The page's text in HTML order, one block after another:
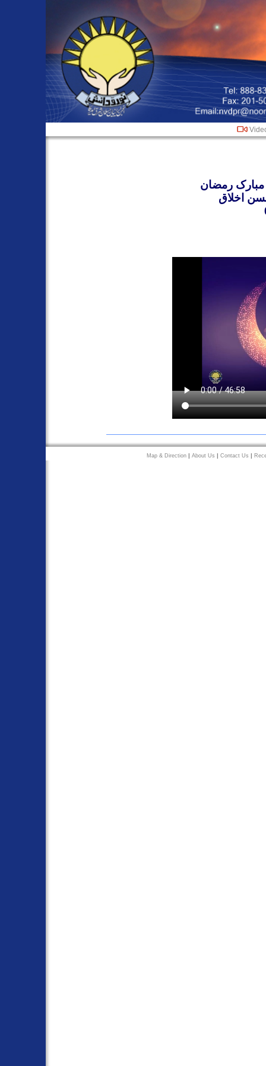
رمضان
اخلاق
Map & Direction About Us Contact Us